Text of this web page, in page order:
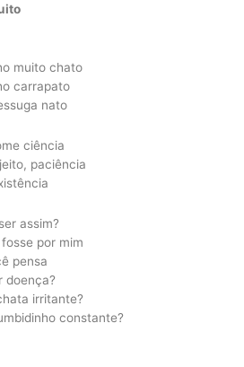
muito chato
carrapato
nato
ciência
paciência
assim?
por mim
pensa
doença?
irritante?
constante?